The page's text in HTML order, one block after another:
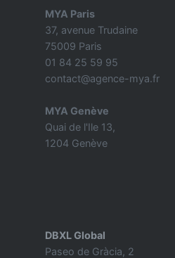
MYA Paris
37, avenue Trudaine
75009 Paris
01 84 25 59 95
contact@agence-mya.fr
MYA Genève
Quai de l'Ile 13,
1204 Genève
DBXL Global
Paseo de Gràcia, 2